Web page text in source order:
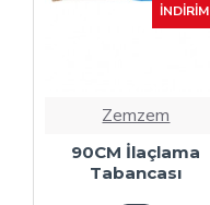
İNDIRIM
Zemzem
90CM İlaçlama
Tabancası